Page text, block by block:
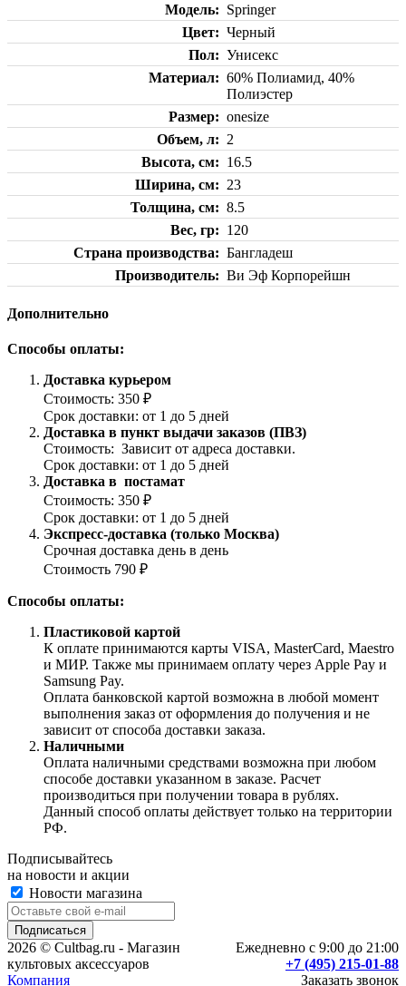
Модель
Springer
Цвет
Черный
Пол
Унисекс
Материал
60% Полиамид, 40%
Полиэстер
Размер
onesize
Объем, л
2
Высота, см
16.5
Ширина, см
23
Толщина, см
8.5
Вес, гр
120
Страна производства
Бангладеш
Производитель
Ви Эф Корпорейшн
Дополнительно
Способы оплаты:
Доставка курьером
Стоимость: 350 ₽
Срок доставки: от 1 до 5 дней
Доставка в пункт выдачи заказов (ПВЗ)
Стоимость: Зависит от адреса доставки.
Срок доставки: от 1 до 5 дней
Доставка в постамат
Стоимость: 350 ₽
Срок доставки: от 1 до 5 дней
Экспресс-доставка (только Москва)
Срочная доставка день в день
Стоимость 790 ₽
Способы оплаты:
Пластиковой картой
К оплате принимаются карты VISA, MasterCard, Maestro
и МИР. Также мы принимаем оплату через Apple Pay и
Samsung Pay.
Оплата банковской картой возможна в любой момент
выполнения заказ от оформления до получения и не
зависит от способа доставки заказа.
Наличными
Оплата наличными средствами возможна при любом
способе доставки указанном в заказе. Расчет
производиться при получении товара в рублях.
Данный способ оплаты действует только на территории
РФ.
Подписывайтесь
на новости и акции
Новости магазина
Ежедневно с 9:00 до 21:00
+7 (495) 215-01-88
Заказать звонок
2026 © Cultbag.ru - Магазин
культовых аксессуаров
Компания